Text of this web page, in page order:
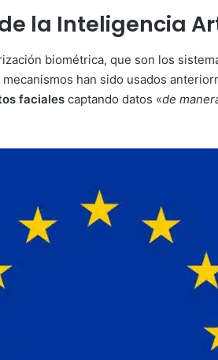
la Inteligencia
biométrica, que son los
han sido usados
faciales captando datos «de